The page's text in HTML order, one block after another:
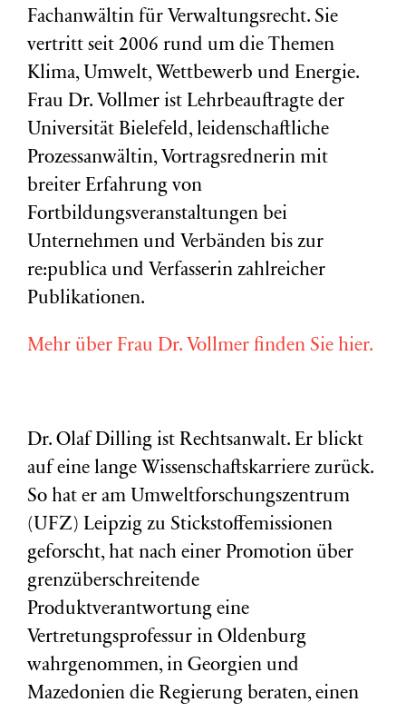
Fachanwältin für Verwaltungsrecht. Sie
vertritt seit 2006 rund um die Themen
Klima, Umwelt, Wettbewerb und Energie.
Frau Dr. Vollmer ist Lehrbeauftragte der
Universität Bielefeld, leidenschaftliche
Prozessanwältin, Vortragsrednerin mit
breiter Erfahrung von
Fortbildungsveranstaltungen bei
Unternehmen und Verbänden bis zur
re:publica und Verfasserin zahlreicher
Publikationen.
Mehr über Frau Dr. Vollmer finden Sie hier.
Dr. Olaf Dilling ist Rechtsanwalt. Er blickt
auf eine lange Wissenschaftskarriere zurück.
So hat er am Umweltforschungszentrum
(UFZ) Leipzig zu Stickstoffemissionen
geforscht, hat nach einer Promotion über
grenzüberschreitende
Produktverantwortung eine
Vertretungsprofessur in Oldenburg
wahrgenommen, in Georgien und
Mazedonien die Regierung beraten, einen